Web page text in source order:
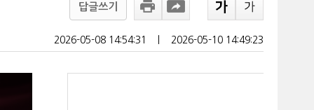
답글쓰기
2026-05-08 14:54:31 2026-05-10 14:49:23